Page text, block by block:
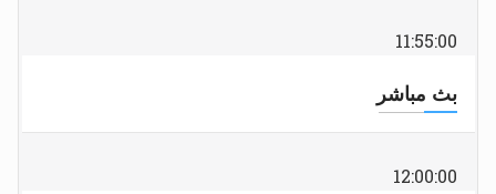
11:55:00
بث مباشر
12:00:00